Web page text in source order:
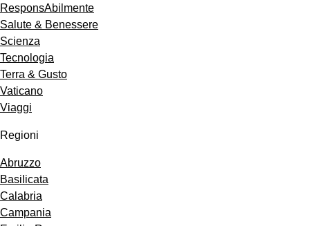
ResponsAbilmente
Salute & Benessere
Scienza
Tecnologia
Terra & Gusto
Vaticano
Viaggi
Regioni
Abruzzo
Basilicata
Calabria
Campania